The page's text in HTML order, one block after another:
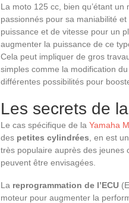
La moto 125 cc, bien qu’étant
passionnés pour sa maniabilité
puissance et de vitesse pour un
augmenter la puissance de ce
Cela peut impliquer de gros
simples comme la modification
différentes possibilités pour
Les secrets de
Le cas spécifique de la Yamaha
des petites cylindrées , en est
très populaire auprès des jeunes
peuvent être envisagées.
La reprogrammation de l’ECU
moteur pour augmenter la